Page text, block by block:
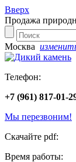
Вверх
Продажа
Москва
Телефон:
+7 (961) 817-01-
Мы перезвоним!
Скачайте pdf:
Время работы: